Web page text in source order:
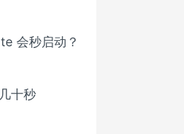
会秒启动？
十秒